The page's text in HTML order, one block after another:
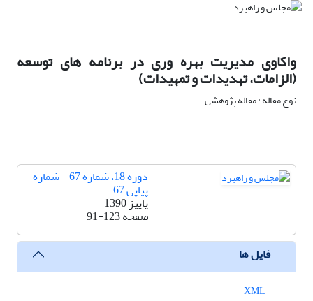
واکاوی مدیریت بهره وری در برنامه های توسعه
(الزامات، تهدیدات و تمهیدات)
نوع مقاله : مقاله پژوهشی
دوره 18، شماره 67 - شماره
پیاپی 67
پاییز 1390
صفحه91-123
فایل ها